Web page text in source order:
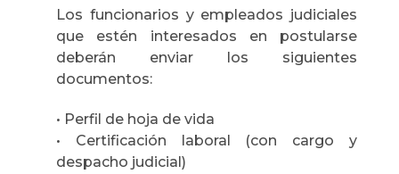
Los funcionarios y empleados judiciales
que estén interesados en postularse
deberán enviar los siguientes
documentos:
• Perfil de hoja de vida
• Certificación laboral (con cargo y
despacho judicial)